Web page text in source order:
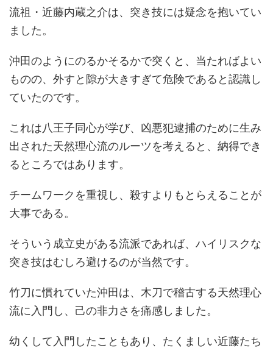
流祖・近藤内蔵之介は、突き技には疑念を抱いてい
ました。
沖田のようにのるかそるかで突くと、当たればよい
ものの、外すと隙が大きすぎて危険であると認識し
ていたのです。
これは八王子同心が学び、凶悪犯逮捕のために生み
出された天然理心流のルーツを考えると、納得でき
るところではあります。
チームワークを重視し、殺すよりもとらえることが
大事である。
そういう成立史がある流派であれば、ハイリスクな
突き技はむしろ避けるのが当然です。
竹刀に慣れていた沖田は、木刀で稽古する天然理心
流に入門し、己の非力さを痛感しました。
幼くして入門したこともあり、たくましい近藤たち